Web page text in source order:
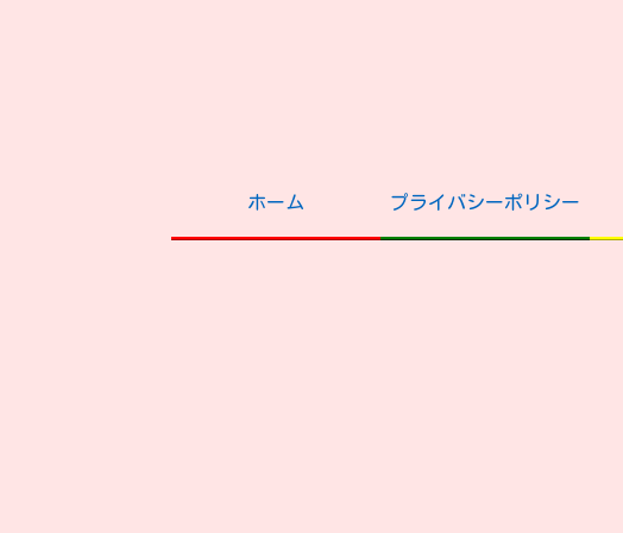
ホーム プライバシーポリシー